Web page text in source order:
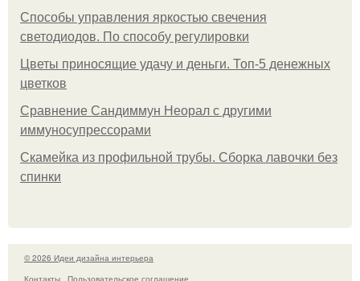
Способы управления яркостью свечения
светодиодов. По способу регулировки
Цветы приносящие удачу и деньги. Топ-5 денежных
цветков
Сравнение Сандиммун Неорал с другими
иммуносупрессорами
Скамейка из профильной трубы. Сборка лавочки без
спинки
© 2026 Идеи дизайна интерьера